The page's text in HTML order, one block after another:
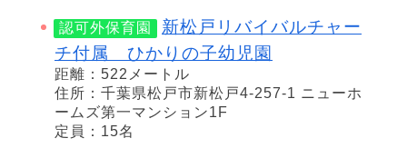
認可外保育園
新松戸リバイバルチャー
チ付属 ひかりの子幼児園
距離：522メートル
住所：千葉県松戸市新松戸4-257-1 ニューホ
ームズ第一マンション1F
定員：15名